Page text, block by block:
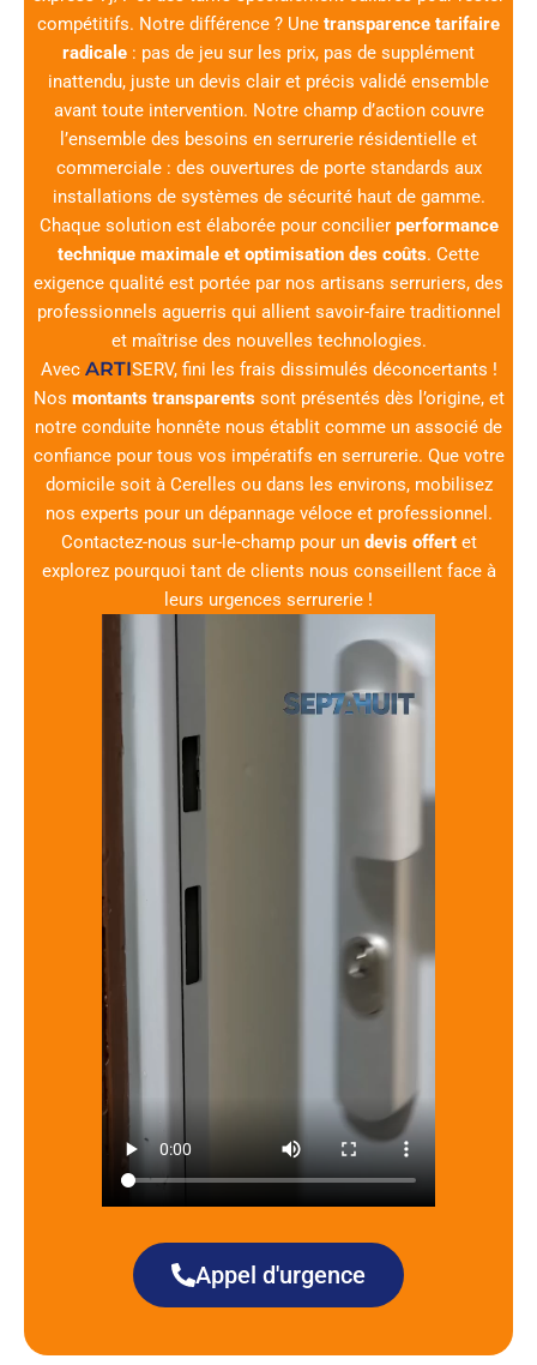
compétitifs. Notre différence ? Une transparence tarifaire
radicale : pas de jeu sur les prix, pas de supplément
inattendu, juste un devis clair et précis validé ensemble
avant toute intervention. Notre champ d’action couvre
l’ensemble des besoins en serrurerie résidentielle et
commerciale : des ouvertures de porte standards aux
installations de systèmes de sécurité haut de gamme.
Chaque solution est élaborée pour concilier performance
technique maximale et optimisation des coûts. Cette
exigence qualité est portée par nos artisans serruriers, des
professionnels aguerris qui allient savoir-faire traditionnel
et maîtrise des nouvelles technologies.
Avec ARTISERV, fini les frais dissimulés déconcertants !
Nos montants transparentssont présentés dès l’origine, et
notre conduite honnête nous établit comme un associé de
confiance pour tous vos impératifs en serrurerie. Que votre
domicile soit à Cerelles ou dans les environs, mobilisez
nos experts pour un dépannage véloce et professionnel.
Contactez-nous sur-le-champ pour un devis offertet
explorez pourquoi tant de clients nous conseillent face à
leurs urgences serrurerie !
Appel d'urgence